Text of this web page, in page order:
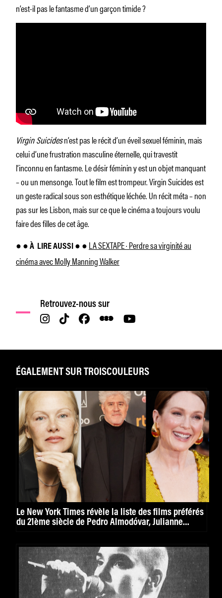
n’est-il pas le fantasme d’un garçon timide ?
Virgin Suicidesn’est pas le récit d’un éveil sexuel féminin, mais
celui d’une frustration masculine éternelle, qui travestit
l’inconnu en fantasme. Le désir féminin y est un objet manquant
– ou un mensonge. Tout le film est trompeur. Virgin Suicides est
un geste radical sous son esthétique léchée. Un récit méta – non
pas sur les Lisbon, mais sur ce que le cinéma a toujours voulu
faire des filles de cet âge.
● ● À LIRE AUSSI ● ● LA SEXTAPE · Perdre sa virginité au
cinéma avec Molly Manning Walker
Retrouvez-nous sur
ÉGALEMENT SUR TROISCOULEURS
Le New York Times révèle la liste des films préférés
du 21ème siècle de Pedro Almodóvar, Julianne